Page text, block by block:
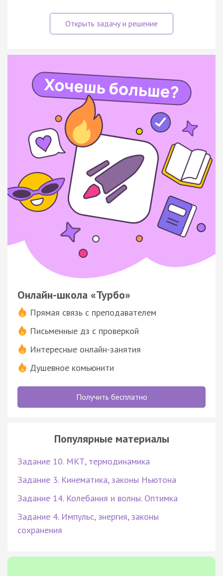
Онлайн-школа «Турбо»
Прямая связь с преподавателем
Письменные дз с проверкой
Интересные онлайн-занятия
Душевное комьюнити
Получить бесплатно
Популярные материалы
Задание 10. МКТ, термодинамика
Задание 3. Кинематика, законы Ньютона
Задание 14. Колебания и волны. Оптимка
Задание 4. Импульс, энергия, законы
сохранения